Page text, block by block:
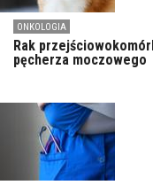
ONKOLOGIA
Rak
pęcherza moczowego